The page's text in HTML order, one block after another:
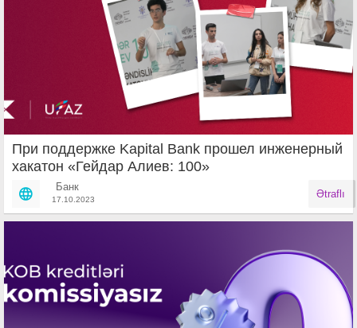
При поддержке Kapital Bank прошел инженерный
хакатон «Гейдар Алиев: 100»
Банк
17.10.2023 Ətraflı